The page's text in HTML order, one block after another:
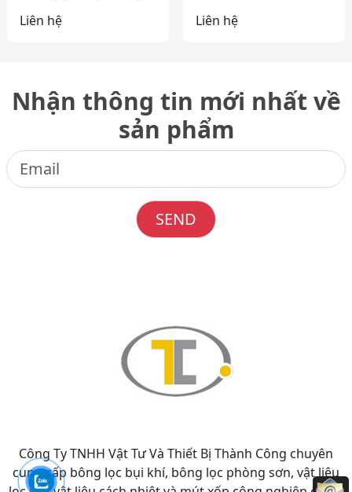
Liên hệ Liên hệ
Nhận thông tin mới nhất về
sản phẩm
SEND
Công Ty TNHH Vật Tư Và Thiết Bị Thành Công chuyên
cung cấp bông lọc bụi khí, bông lọc phòng sơn, vật liệu